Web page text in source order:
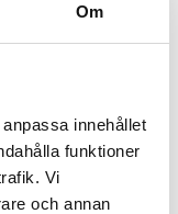
Om
innehållet
funktioner
Vi
och annan
271 kr